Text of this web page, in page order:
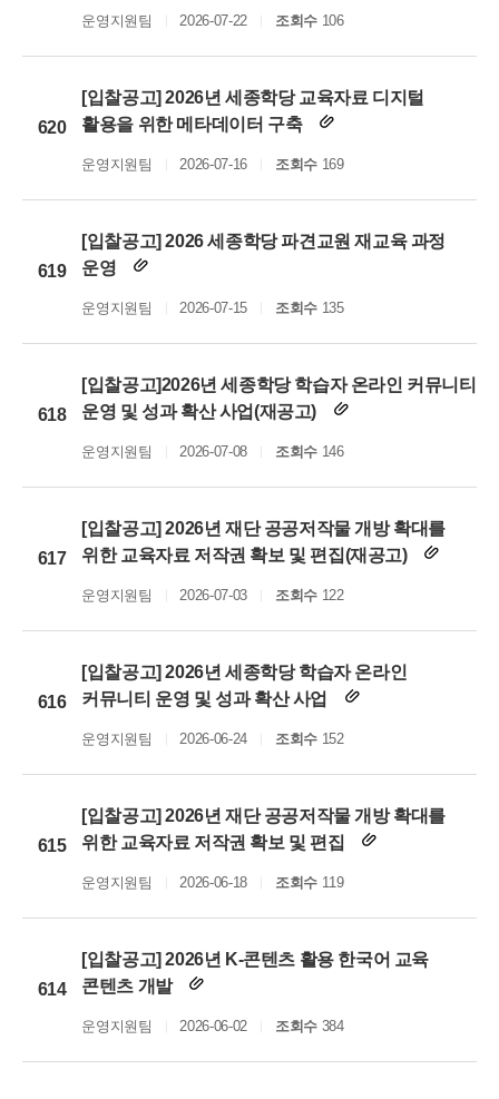
운영지원팀 2026-07-22 조회수106
620
[입찰공고] 2026년 세종학당 교육자료 디지털
활용을 위한 메타데이터 구축
운영지원팀 2026-07-16 조회수169
619
[입찰공고] 2026 세종학당 파견교원 재교육 과정
운영
운영지원팀 2026-07-15 조회수135
618
[입찰공고]2026년 세종학당 학습자 온라인 커뮤니티
운영 및 성과 확산 사업(재공고)
운영지원팀 2026-07-08 조회수146
617
[입찰공고] 2026년 재단 공공저작물 개방 확대를
위한 교육자료 저작권 확보 및 편집(재공고)
운영지원팀 2026-07-03 조회수122
616
[입찰공고] 2026년 세종학당 학습자 온라인
커뮤니티 운영 및 성과 확산 사업
운영지원팀 2026-06-24 조회수152
615
[입찰공고] 2026년 재단 공공저작물 개방 확대를
위한 교육자료 저작권 확보 및 편집
운영지원팀 2026-06-18 조회수119
614
[입찰공고] 2026년 K-콘텐츠 활용 한국어 교육
콘텐츠 개발
운영지원팀 2026-06-02 조회수384